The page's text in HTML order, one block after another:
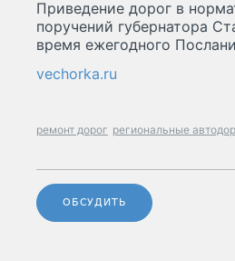
Приведение дорог в
поручений губернатора
время ежегодного
vechorka.ru
ремонт дорог региональные
ОБСУДИТЬ